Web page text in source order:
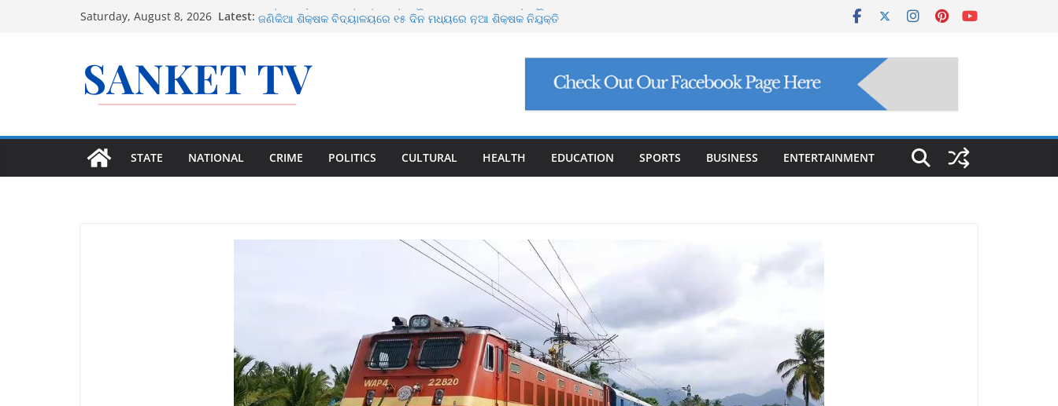
Saturday, August 8, 2026 Latest: ଉତ୍ତର ଓଡ଼ିଶାରେ ସମ୍ଭାବ୍ୟ ବନ୍ୟା ମୁକାବିଲା ପାଇଁ ସରକାର ପ୍ରସ୍ତୁତ
ଜାତୀୟ ରାଜପଥର ବୁଲା ଗୋରୁଙ୍କ ପାଇଁ ଗୋଶାଳା ନିର୍ମାଣ କରିବ ଓଡ଼ିଶା
ସରକାର
୫ ବର୍ଷୀୟା ବିରଳ କଳା ବାଘୁଣୀ ଶିମିଳିପାଳରେ ମୃତ
୧୪ ଅଗଷ୍ଟରେ ବଙ୍ଗୋପସାଗରରେ ଆଉ ଏକ ଲଘୁଚାପ ସମ୍ଭାବନା
STATE NATIONAL CRIME POLITICS CULTURAL HEALTH EDUCATION SPORTS BUSINESS ENTERTAINMENT